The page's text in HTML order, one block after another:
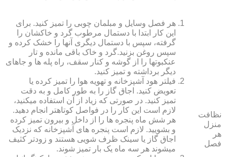
نظافت
منزل
هر
فصل
هر فصل وسایل و مبلمان چوبی را تمیز کنید. برای
این کار ابتدا با دستمال مرطوب گرد و خاک‏شان را
گرفته، سپس با دستمال دیگری آنها را خشک کرده و
سپس روغن بزنید.گرد و خاک باقی مانده و تار
عنکبوت‏ها را از گوشه و کنار سقف، راه پله‏ ها و جاهای
دیگر برداشته و تمیز کنید.
فیلتر هود آشپزخانه و تهویه هوا را تمیز کرده یا
تعویض کنید. اجاق گاز را به طور کامل و به دقت
تمیز کنید. در صورتی که زیاد از آن استفاده می‏کنید،
لازم است این کار را در فواصل کوتاه‏تر انجام دهید.
هر شش ماه پنجره‏ ها را از داخل و بیرون تمیز کرده
و بشویید. لازم است پنجره‏ های آشپزخانه که نزدیک
اجاق گاز یا سینک ظرف شویی هستند و زودتر کثیف
می‏شوند هر سه ماه یک بار تمیز شوند.